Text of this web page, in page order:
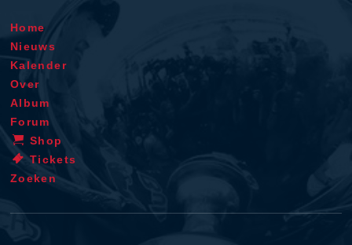
Home
Nieuws
Kalender
Over
Album
Forum
Shop
Tickets
Zoeken